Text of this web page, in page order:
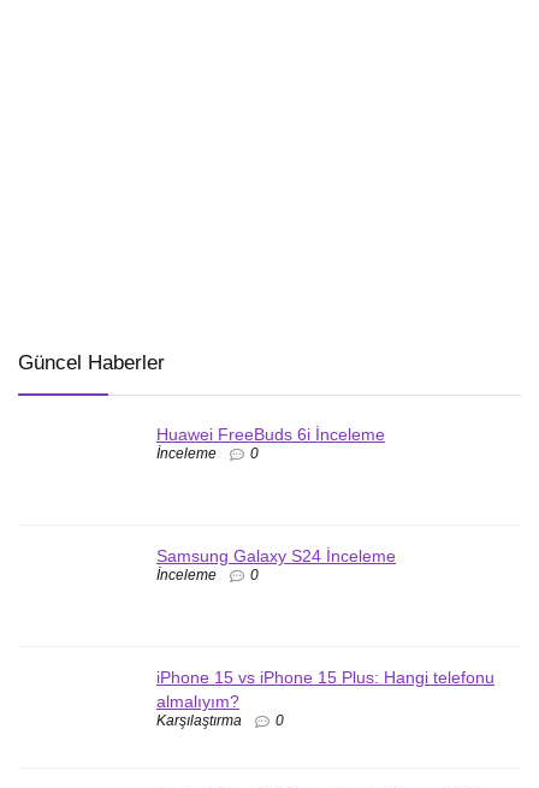
Güncel Haberler
Huawei FreeBuds 6i İnceleme
İnceleme 0
Samsung Galaxy S24 İnceleme
İnceleme 0
iPhone 15 vs iPhone 15 Plus: Hangi telefonu
almalıyım?
Karşılaştırma 0